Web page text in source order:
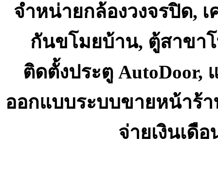
จำหน่ายกล้องวงจรปิด,
กันขโมยบ้าน, ตู้สาขา
ติดตั้งประตู AutoDoor,
ออกแบบระบบขายหน้าร้า
จ่ายเงินเดื